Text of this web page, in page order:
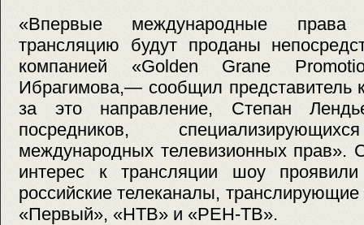
«Впервые международные права
трансляцию будут проданы
компанией «Golden Grane
Ибрагимова,— сообщил представитель
за это направление, Степан
посредников,
международных телевизионных прав».
интерес к трансляции шоу
российские телеканалы, транслирующие
«Первый», «НТВ» и «РЕН-ТВ».